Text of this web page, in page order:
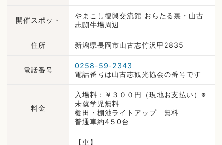
開催スポット
やまこし復興交流館 おらたる裏・山古
志闘牛場周辺
住所 新潟県長岡市山古志竹沢甲2835
電話番号
0258-59-2343
電話番号は山古志観光協会の番号です
料金
入場料：￥３００円（現地お支払い）※
未就学児無料
棚田・棚池ライトアップ 無料
普通車約4５0台
【車】